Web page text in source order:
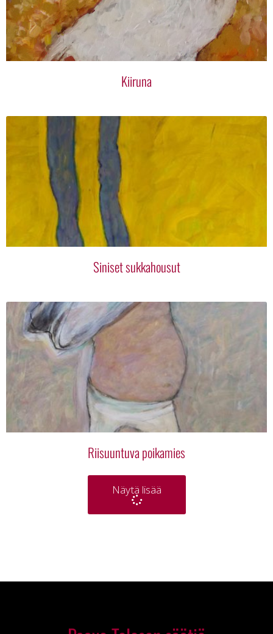
Kiiruna
Siniset sukkahousut
Riisuuntuva poikamies
Näytä lisää